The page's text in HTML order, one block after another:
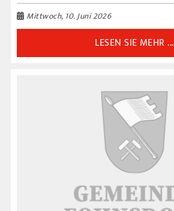
Mittwoch, 10. Juni 2026
LESEN SIE MEHR ...